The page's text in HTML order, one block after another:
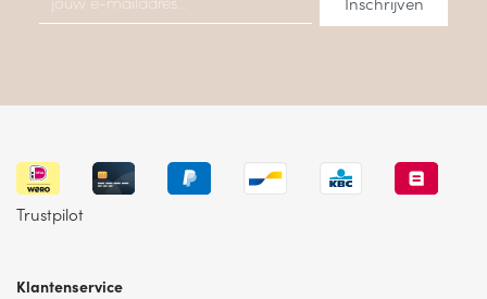
Trustpilot
Klantenservice